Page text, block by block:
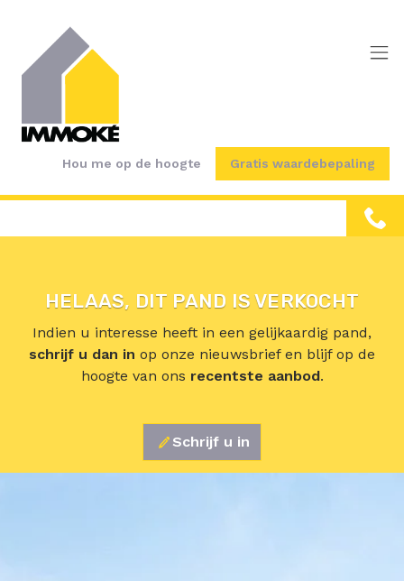
Hou me op de hoogte Gratis waardebepaling
HELAAS, DIT PAND IS VERKOCHT
Indien u interesse heeft in een gelijkaardig pand,
schrijf u dan in op onze nieuwsbrief en blijf op de
hoogte van ons recentste aanbod.
Schrijf u in